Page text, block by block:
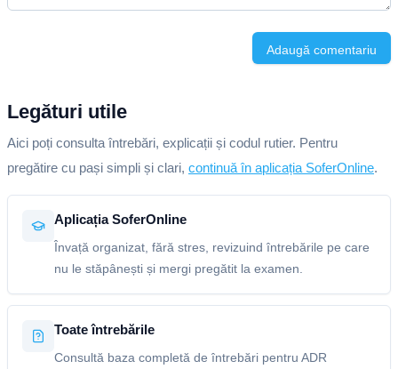
Adaugă comentariu
Legături utile
Aici poți consulta întrebări, explicații și codul rutier. Pentru
pregătire cu pași simpli și clari, continuă în aplicația SoferOnline.
Aplicația SoferOnline
Învață organizat, fără stres, revizuind întrebările pe care
nu le stăpânești și mergi pregătit la examen.
Toate întrebările
Consultă baza completă de întrebări pentru ADR